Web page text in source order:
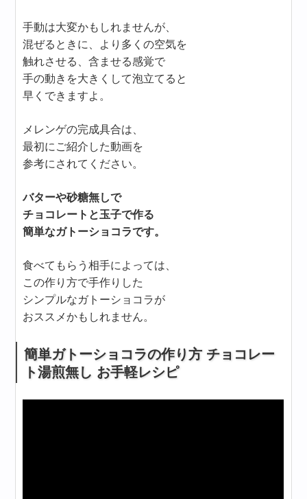
手動は大変かもしれませんが、
混ぜるときに、より多くの空気を
触れさせる、含ませる感覚で
手の動きを大きくして泡立てると
早くできますよ。
メレンゲの完成具合は、
最初にご紹介した動画を
参考にされてください。
バターや砂糖無しで
チョコレートと玉子で作る
簡単なガトーショコラです。
食べてもらう相手によっては、
この作り方で手作りした
シンプルなガトーショコラが
おススメかもしれません。
簡単ガトーショコラの作り方 チョコレー
ト湯煎無し お手軽レシピ